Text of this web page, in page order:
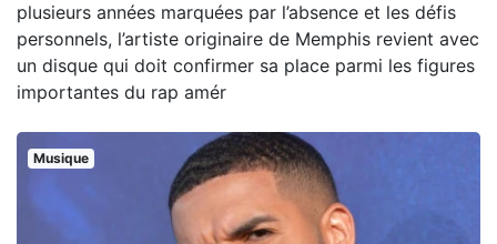
plusieurs années marquées par l’absence et les défis
personnels, l’artiste originaire de Memphis revient avec
un disque qui doit confirmer sa place parmi les figures
importantes du rap amér
Musique